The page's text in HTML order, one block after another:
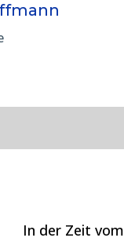
In der Zeit vom